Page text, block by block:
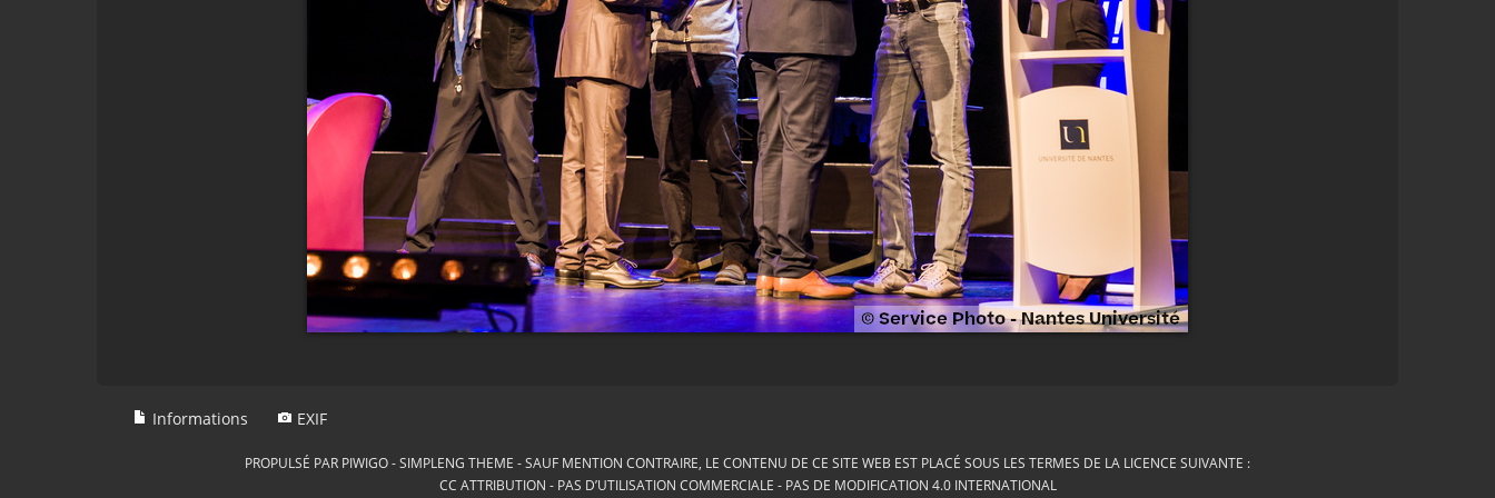
Informations EXIF
PROPULSÉ PAR PIWIGO-SIMPLENG THEME
SAUF MENTION CONTRAIRE, LE CONTENU DE CE SITE WEB EST PLACÉ SOUS LES TERMES DE LA LICENCE SUIVANTE :
CC ATTRIBUTION - PAS D’UTILISATION COMMERCIALE - PAS DE MODIFICATION 4.0 INTERNATIONAL